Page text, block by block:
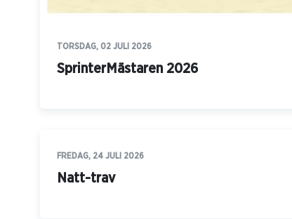
TORSDAG, 02 JULI 2026
SprinterMästaren 2026
FREDAG, 24 JULI 2026
Natt-trav